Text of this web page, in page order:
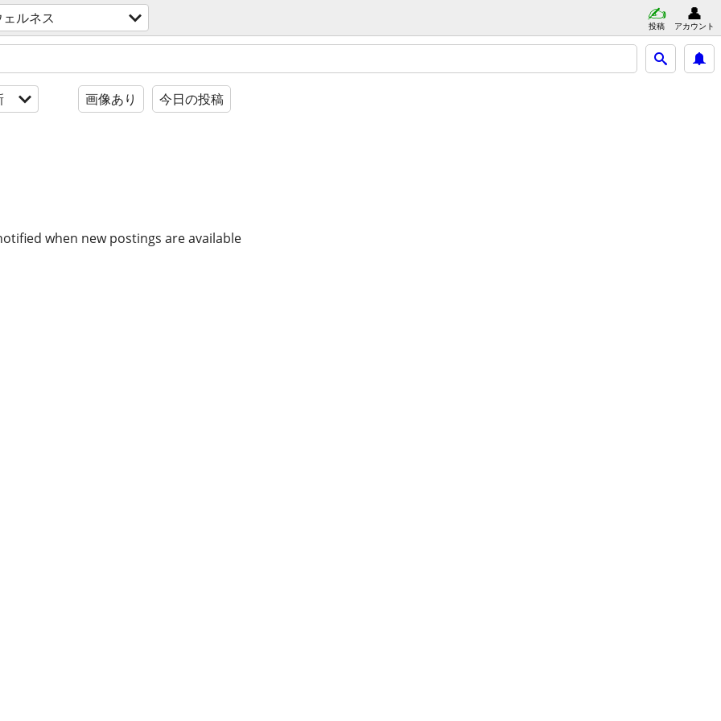
ルネス 投稿 アカウント
画像あり 今日の投稿
when new postings are available